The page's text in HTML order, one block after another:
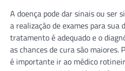
A doença pode dar sinais ou ser
a realização de exames para sua
tratamento é adequado e o
as chances de cura são maiores.
é importante ir ao médico